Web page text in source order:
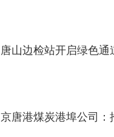
唐山边检站开启绿色通
京唐港煤炭港埠公司